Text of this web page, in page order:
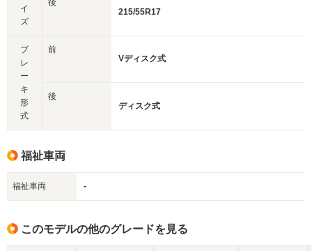
イ
ズ
後
215/55R17
ブ
レ
ー
キ
形
式
前
Vディスク式
後
ディスク式
福祉車両
福祉車両 -
このモデルの他のグレードを見る